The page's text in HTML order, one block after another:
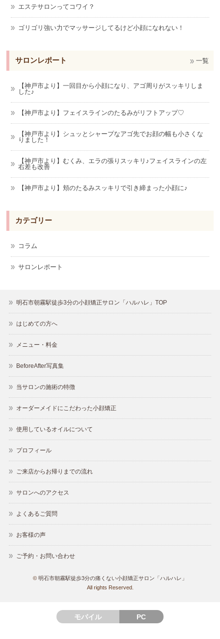
エステサロンってコワイ？
ゴリゴリ強い力でマッサージしてるけど小顔になれない！
サロンレポート 一覧
【神戸市より】一回目から小顔になり、アゴ周りがスッキリしま
した♪
【神戸市より】フェイスラインのたるみがリフトアップ♡
【神戸市より】シュッとシャープなアゴ先でお顔の幅も小さくな
りました！
【神戸市より】むくみ、エラの張りスッキリ♪フェイスラインの左
右差も改善
【神戸市より】頬のたるみスッキリで引き締まった小顔に♪
カテゴリー
コラム
サロンレポート
明石市朝霧駅徒歩3分の小顔矯正サロン「ハルハレ」TOP
はじめての方へ
メニュー・料金
BeforeAfter写真集
当サロンの施術の特徴
オーダーメイドにこだわった小顔矯正
使用しているオイルについて
プロフィール
ご来店からお帰りまでの流れ
サロンへのアクセス
よくあるご質問
お客様の声
ご予約・お問い合わせ
© 明石市朝霧駅徒歩3分の痛くない小顔矯正サロン「ハルハレ」
All rights Reserved.
モバイル PC